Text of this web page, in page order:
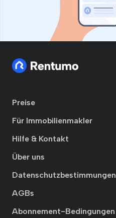
Preise
Für Immobilienmakler
Hilfe & Kontakt
Über uns
Datenschutzbestimmungen
AGBs
Abonnement-Bedingungen